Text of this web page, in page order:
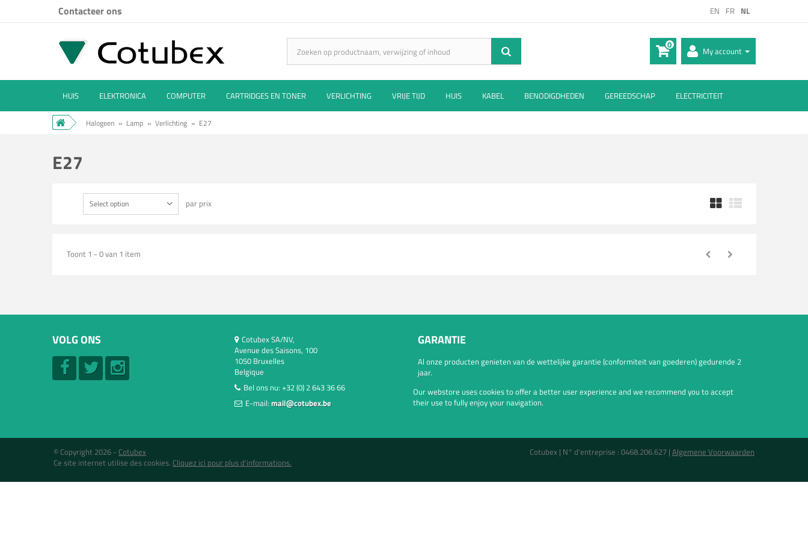
EN FR NL
Contacteer ons
My account
0
HUIS ELEKTRONICA COMPUTER CARTRIDGES EN TONER VERLICHTING VRIJE TIJD HUIS KABEL BENODIGDHEDEN GEREEDSCHAP ELECTRICITEIT
Halogeen » Lamp » Verlichting » E27
E27
Select option par prix
Toont 1 - 0 van 1 item
VOLG ONS GARANTIE
Al onze producten genieten van de wettelijke garantie (conformiteit van goederen) gedurende 2
jaar.
Cotubex SA/NV,
Avenue des Saisons, 100
1050 Bruxelles
Belgique
Bel ons nu: +32 (0) 2 643 36 66
E-mail: mail@cotubex.be
Our webstore uses cookies to offer a better user experience and we recommend you to accept
their use to fully enjoy your navigation.
© Copyright 2026 - Cotubex
Ce site internet utilise des cookies. Cliquez ici pour plus d'informations.
Cotubex | N° d'entreprise : 0468.206.627 | Algemene Voorwaarden